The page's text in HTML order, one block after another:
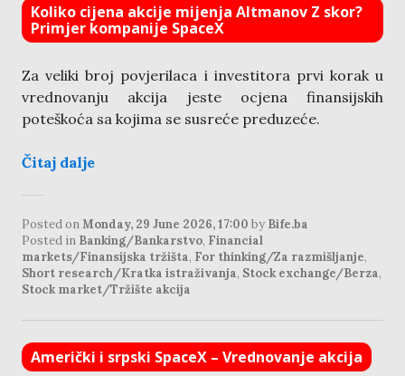
Koliko cijena akcije mijenja Altmanov Z skor?
Primjer kompanije SpaceX
Za veliki broj povjerilaca i investitora prvi korak u
vrednovanju akcija jeste ocjena finansijskih
poteškoća sa kojima se susreće preduzeće.
Čitaj dalje
Posted on Monday, 29 June 2026, 17:00 by Bife.ba
Posted in Banking/Bankarstvo, Financial
markets/Finansijska tržišta, For thinking/Za razmišljanje,
Short research/Kratka istraživanja, Stock exchange/Berza,
Stock market/Tržište akcija
Američki i srpski SpaceX – Vrednovanje akcija